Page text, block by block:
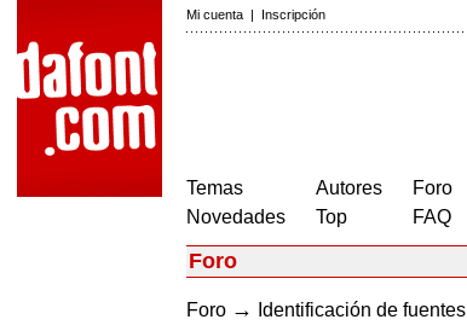
Mi cuenta | Inscripción
Temas
Novedades
Autores
Top
Foro
FAQ
Foro
Foro → Identificación de fuentes